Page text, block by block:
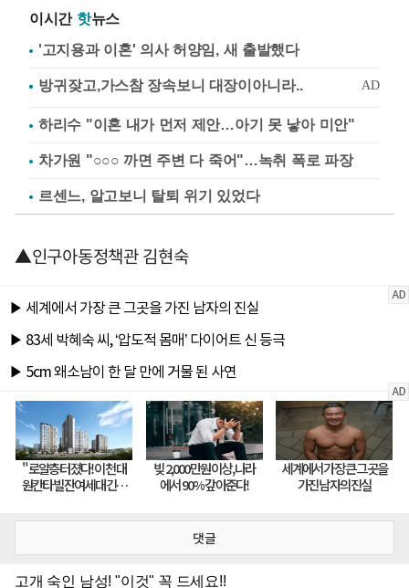
이시간 핫뉴스
'고지용과 이혼' 의사 허양임, 새 출발했다
하리수 "이혼 내가 먼저 제안…아기 못 낳아 미안"
차가원 "○○○ 까면 주변 다 죽어"…녹취 폭로 파장
르센느, 알고보니 탈퇴 위기 있었다
▲인구아동정책관 김현숙
댓글